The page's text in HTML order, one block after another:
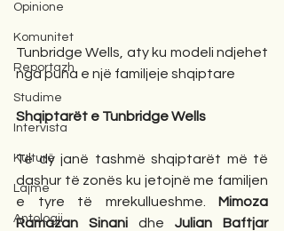
Opinione
Komunitet
Reportazh
Studime
Intervista
Kulturë
Lajme
Antologji
Tunbridge Wells, aty ku modeli ndjehet
nga puna e një familjeje shqiptare
Shqiptarët e Tunbridge Wells
Të dy janë tashmë shqiptarët më të
dashur të zonës ku jetojnë me familjen
e tyre të mrekullueshme. Mimoza
Ramazan Sinani dhe Julian Baftjar